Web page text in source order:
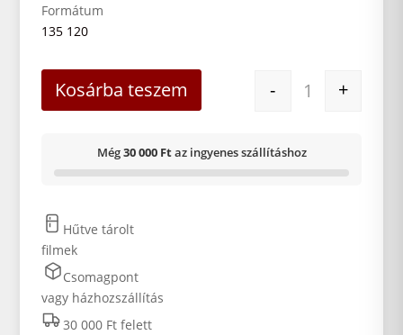
Formátum
135 120
- +
Kosárba teszem
Még30 000 Ftaz ingyenes szállításhoz
Hűtve tárolt
filmek
Csomagpont
vagy házhozszállítás
30 000 Ft felett